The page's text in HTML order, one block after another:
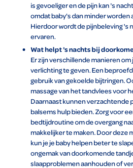
is gevoeliger en de pijn kan 's
omdat baby's dan minder worden
Hierdoor wordt de pijnbeleving 's
ervaren.
Wat helpt 's nachts bij
Er zijn verschillende manieren om
verlichting te geven. Een
gebruik van gekoelde bijtringen.
massage van het tandvlees voor
Daarnaast kunnen verzachtende
balsems hulp bieden. Zorg voor
bedtijdroutine om de overgang
makkelijker te maken. Door deze
kun je je baby helpen beter te
ongemak van doorkomende
slaapproblemen aanhouden of